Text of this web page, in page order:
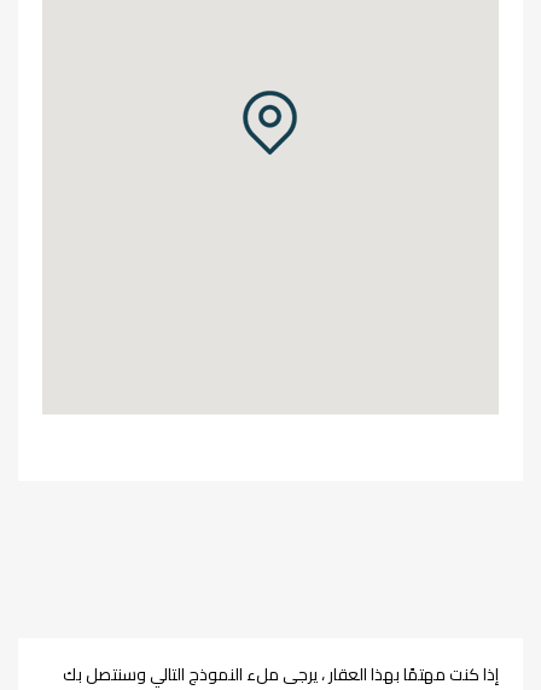
إذا كنت مهتمًا بهذا العقار ، يرجى ملء النموذج التالي وسنتصل بك